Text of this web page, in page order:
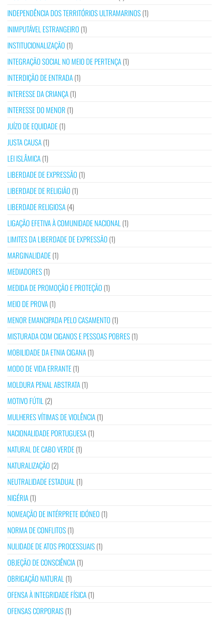
INDEPENDÊNCIA DOS TERRITÓRIOS ULTRAMARINOS(1)
INIMPUTÁVEL ESTRANGEIRO (1)
INSTITUCIONALIZAÇÃO (1)
INTEGRAÇÃO SOCIAL NO MEIO DE PERTENÇA(1)
INTERDIÇÃO DE ENTRADA(1)
INTERESSE DA CRIANÇA(1)
INTERESSE DO MENOR (1)
JUÍZO DE EQUIDADE(1)
JUSTA CAUSA(1)
LEI ISLÂMICA(1)
LIBERDADE DE EXPRESSÃO (1)
LIBERDADE DE RELIGIÃO (1)
LIBERDADE RELIGIOSA(4)
LIGAÇÃO EFETIVA À COMUNIDADE NACIONAL (1)
LIMITES DA LIBERDADE DE EXPRESSÃO (1)
MARGINALIDADE(1)
MEDIADORES(1)
MEDIDA DE PROMOÇÃO E PROTEÇÃO (1)
MEIO DE PROVA(1)
MENOR EMANCIPADA PELO CASAMENTO (1)
MISTURADA COM CIGANOS E PESSOAS POBRES(1)
MOBILIDADE DA ETNIA CIGANA(1)
MODO DE VIDA ERRANTE(1)
MOLDURA PENAL ABSTRATA(1)
MOTIVO FÚTIL (2)
MULHERES VÍTIMAS DE VIOLÊNCIA(1)
NACIONALIDADE PORTUGUESA(1)
NATURAL DE CABO VERDE(1)
NATURALIZAÇÃO (2)
NEUTRALIDADE ESTADUAL (1)
NIGÉRIA(1)
NOMEAÇÃO DE INTÉRPRETE IDÓNEO (1)
NORMA DE CONFLITOS(1)
NULIDADE DE ATOS PROCESSUAIS(1)
OBJEÇÃO DE CONSCIÊNCIA(1)
OBRIGAÇÃO NATURAL (1)
OFENSA À INTEGRIDADE FÍSICA(1)
OFENSAS CORPORAIS(1)